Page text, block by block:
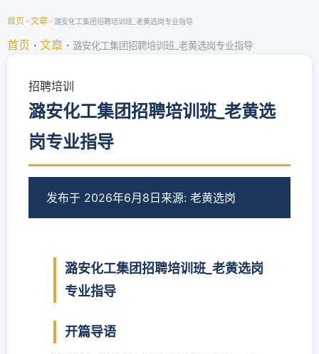
首页 · 文章 · 潞安化工集团招聘培训班_老黄选岗专业指导
首页 · 文章 · 潞安化工集团招聘培训班_老黄选岗专业指导
招聘培训
潞安化工集团招聘培训班_老黄选
岗专业指导
发布于 2026年6月8日 来源: 老黄选岗
潞安化工集团招聘培训班_老黄选岗
专业指导
开篇导语